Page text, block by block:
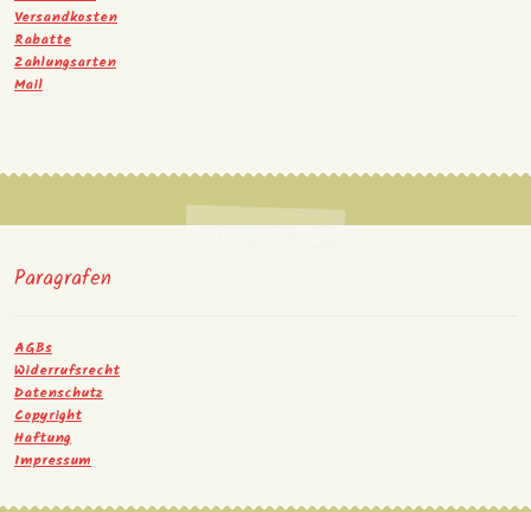
Versandkosten
Rabatte
Zahlungsarten
Mail
Paragrafen
AGBs
Widerrufsrecht
Datenschutz
Copyright
Haftung
Impressum